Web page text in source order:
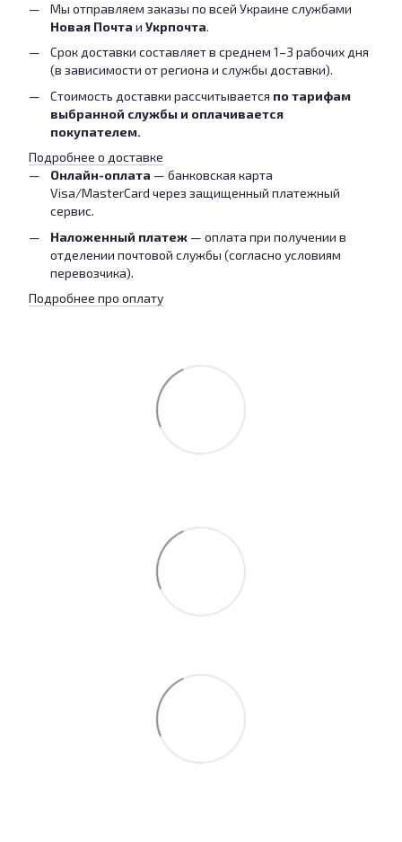
Мы отправляем заказы по всей Украине службами
Новая Почта и Укрпочта.
Срок доставки составляет в среднем 1–3 рабочих дня
(в зависимости от региона и службы доставки).
Стоимость доставки рассчитывается по тарифам
выбранной службы и оплачивается
покупателем.
Подробнее о доставке
Онлайн-оплата — банковская карта
Visa/MasterCard через защищенный платежный
сервис.
Наложенный платеж — оплата при получении в
отделении почтовой службы (согласно условиям
перевозчика).
Подробнее про оплату